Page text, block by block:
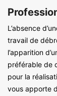
L’absence
travail de
l’apparition
préférable de
pour la
vous apporte